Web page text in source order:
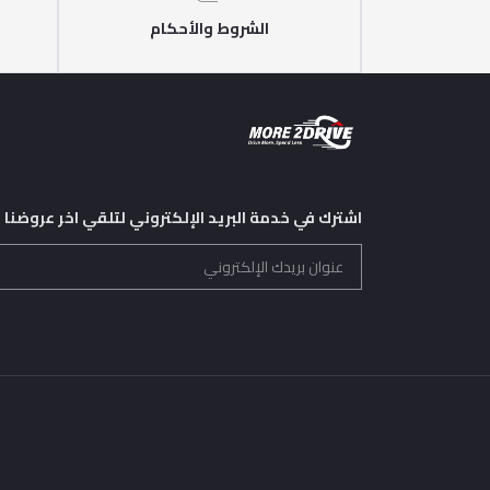
الشروط والأحكام
اشترك في خدمة البريد الإلكتروني لتلقي اخر عروضنا